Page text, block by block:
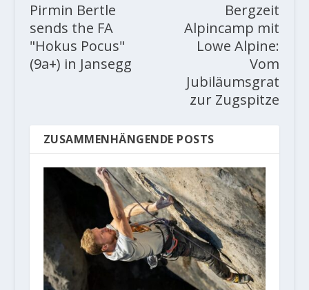
Pirmin Bertle
sends the FA
"Hokus Pocus"
(9a+) in Jansegg
Bergzeit
Alpincamp mit
Lowe Alpine:
Vom
Jubiläumsgrat
zur Zugspitze
ZUSAMMENHÄNGENDE POSTS